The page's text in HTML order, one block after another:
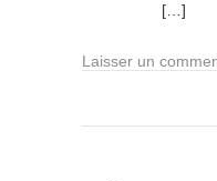
[…]
Laisser un